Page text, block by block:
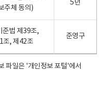
주체 동의)
5년
준법 제39조,
조, 제42조
준영구
파일은 '개인정보 포털'에서